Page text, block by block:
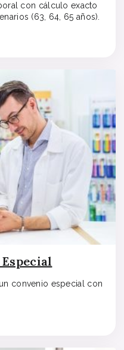
con cálculo exacto
(63, 64, 65 años).
convenio especial con